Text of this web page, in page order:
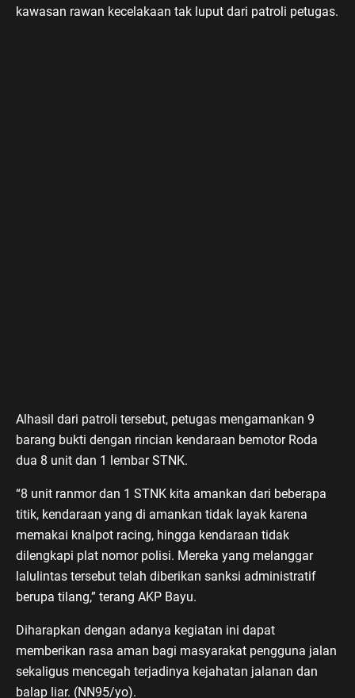
kawasan rawan kecelakaan tak luput dari patroli petugas.
Alhasil dari patroli tersebut, petugas mengamankan 9
barang bukti dengan rincian kendaraan bemotor Roda
dua 8 unit dan 1 lembar STNK.
“8 unit ranmor dan 1 STNK kita amankan dari beberapa
titik, kendaraan yang di amankan tidak layak karena
memakai knalpot racing, hingga kendaraan tidak
dilengkapi plat nomor polisi. Mereka yang melanggar
lalulintas tersebut telah diberikan sanksi administratif
berupa tilang,” terang AKP Bayu.
Diharapkan dengan adanya kegiatan ini dapat
memberikan rasa aman bagi masyarakat pengguna jalan
sekaligus mencegah terjadinya kejahatan jalanan dan
balap liar. (NN95/yo).